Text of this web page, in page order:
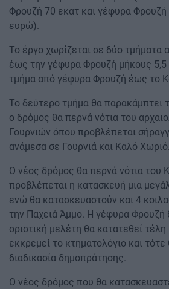
Φρουζή 70 εκατ και γέφυρα
ευρώ).
Το έργο χωρίζεται σε δύο τμήματα
έως την γέφυρα Φρουζή μήκους 5,5
τμήμα από γέφυρα Φρουζή έως το
Το δεύτερο τμήμα θα παρακάμπτει
ο δρόμος θα περνά νότια του
Γουρνιών όπου προβλέπεται
ανάμεσα σε Γουρνιά και Καλό Χωριό.
Ο νέος δρόμος θα περνά νότια του
προβλέπεται η κατασκευή μια
ενώ θα κατασκευαστούν και 4
την Παχειά Άμμο. Η γέφυρα Φρουζή
οριστική μελέτη θα κατατεθεί
εκκρεμεί το κτηματολόγιο και τότε
διαδικασία δημοπράτησης.
Ο νέος δρόμος που θα